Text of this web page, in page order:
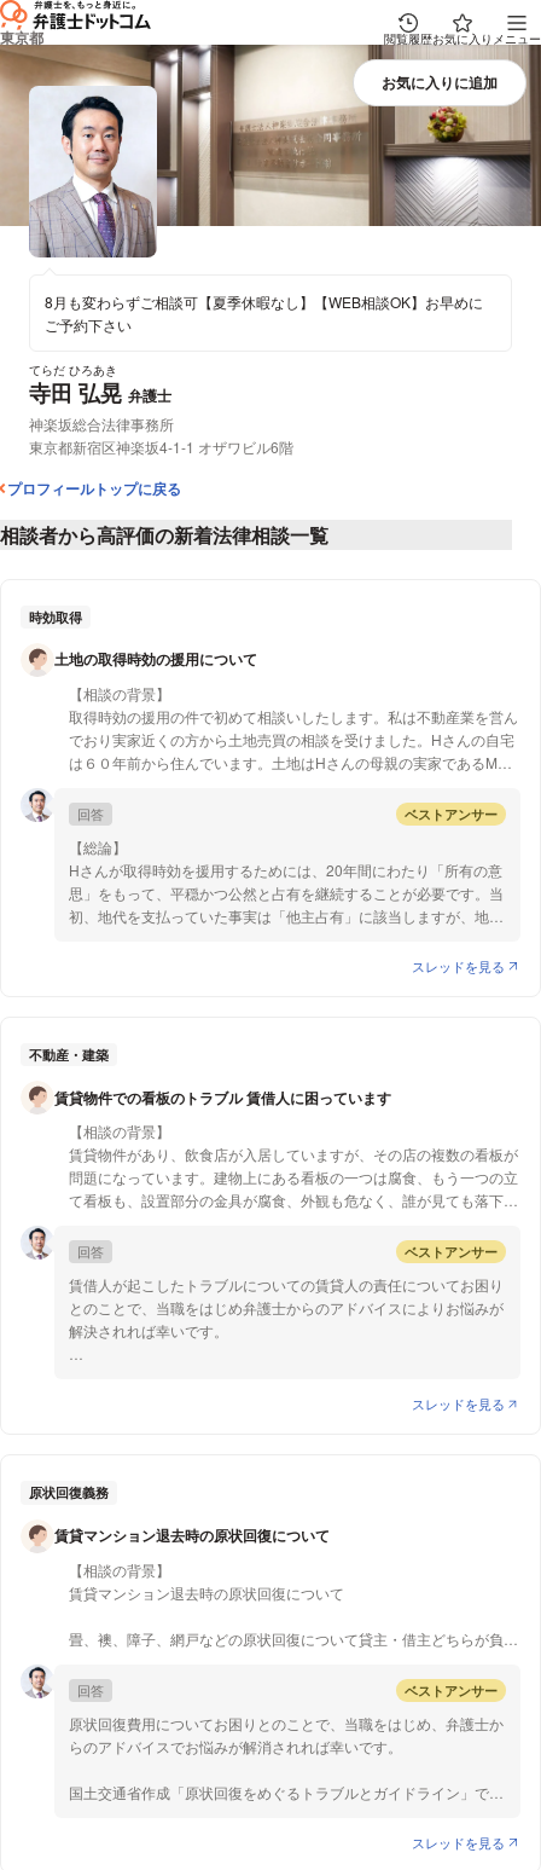
東京都 閲覧履歴お気に入り メニュー
てらだ ひろあき
寺田 弘晃 弁護士
所属事務所：
神楽坂総合法律事務所
所在地：
東京都新宿区神楽坂4-1-1 オザワビル6階
8月も変わらずご相談可【夏季休暇なし】【WEB相談OK】お早めに
ご予約下さい
プロフィールトップに戻る
相談者から高評価の新着法律相談一覧
時効取得
土地の取得時効の援用について
【相談の背景】
取得時効の援用の件で初めて相談いしたします。私は不動産業を営ん
でおり実家近くの方から土地売買の相談を受けました。Hさんの自宅
は６０年前から住んでいます。土地はHさんの母親の実家であるMさ
この土地はHさんの母親が１２年前に他界し、その前は２０年間ぐら
い地代を支払っていましたが、もう２０年も支払ってきたのでと母親
が宣言し、約２０年前から地代の支払いを止めているとのことです。
近所の人もあの家はHさんの土地と思っています。私はHさんに地代
を払わなくなってから２０年経っているのか確認中です。近所でもM
さんはとっても偏屈な方で有名でその人が地代を取っていないのも腑
回答 ベストアンサー
【総論】
Hさんが取得時効を援用するためには、20年間にわたり「所有の意
思」をもって、平穏かつ公然と占有を継続することが必要です。当
初、地代を支払っていた事実は「他主占有」に該当しますが、地代
契機として独自の事実的支配を開始したと認められる場合には、
直ちに時効取得が否定されるわけではありません。裁判所は、管理
考慮して判断します。
【詳細な理由】
①取得時効の基本要件と自主占有
取得時効のためには、20年間、所有の意思をもって、平穏に、か
つ、公然と他人の物を占有することが必要です。「所有の意思」を
もった占有を「自主占有」と呼び、所有の意思がない賃借人などの
占有を「他主占有」と呼びます。本件のように当初地代を支払って
いた場合、その占有権原は賃貸借等の他主占有権原になります。
②他主占有から自主占有への転換
他主占有者が自主占有へと転換し、取得時効のカウントを開始する
して地代の支払いを止めた事実があります。判例には、地代等の支
す。この表示がなされた時点から、自主占有への転換が認められる
③固定資産税の負担と所有の意思の判断
土地の固定資産税を名義人のMさんが支払っているという点は、時
占有者が固定資産税を負担していない事実は、外形的・客観的にみ
推認させる事情（他主占有事情）となり得ます。一方で判例では、
固定資産税を負担していなかった事実のみでは、他主占有事情とし
て十分ではないとされた事案もあります。
スレッドを見る
不動産・建築
賃貸物件での看板のトラブル 賃借人に困っています
【相談の背景】
賃貸物件があり、飲食店が入居していますが、その店の複数の看板が
問題になっています。建物上にある看板の一つは腐食、もう一つの立
て看板も、設置部分の金具が腐食、外観も危なく、誰が見ても落下の
で、賃貸人側で費用を出して修繕しました。看板は造作物で賃借人が
費用負担するものであり、管理している不動産会社がその飲食店に請
求しておりますが、修繕費用の支払いに応じてくれません。また、飲
食店営業時間中に道路沿いに出す大きな立て型の看板を、足元などを
固定していないため、近所からクレームが出て、最寄りの警察から、
「店が注意をしても聞かず、看板が転倒する際などに誰かが怪我など
していただくしかないかと思っていますが、看板の事について、ご近
所から懸念やクレームが出るほどの問題になっているため、とても
困っています。
【質問1】
は大きいでしょうか？
道路交通法上の許可をきちんと通っているか定かでなく、許可を取っ
た後の報告等も行政に行っているか不明です。
回答 ベストアンサー
賃借人が起こしたトラブルについての賃貸人の責任についてお困り
とのことで、当職をはじめ弁護士からのアドバイスによりお悩みが
解決されれば幸いです。
建物に欠陥があり、それにより第三者に損害を与えてしまった場合
工作物責任は、建物の占有者（通常は建物の管理者のことで、管理
場合には、建物の所有者が責任を負うことになります。その場合、
所有者は過失がなくても責任を負わなければなりません。
ご相談の件につきましては、賃借人に過失が認められると考えられ
ます、賃貸人の責任がないとは断言できない状況かと存じます。
よって、このような状況が続くと、賃貸人でいらっしゃるご質問者
様も責任を問われる可能性がないとは言えませんので、早期の解決
が望ましいかと存じます。
賃貸人側から立ち退きを要求するのであれば、立退料を支払えとの
人に契約違反がないけれども、契約を終了させても仕方がないとい
スレッドを見る
原状回復義務
賃貸マンション退去時の原状回復について
【相談の背景】
賃貸マンション退去時の原状回復について
畳、襖、障子、網戸などの原状回復について貸主・借主どちらが負担
いたなどの過失は借主負担ということは理解できますが、普通の生活
をして古くなっていった場合（色褪せや使用による劣化・小傷など）
の原状回復についてです。
入居期間は18年になります。
畳、襖、障子、網戸は消耗品であり壁紙のような経年劣化の対象とな
回答 ベストアンサー
原状回復費用についてお困りとのことで、当職をはじめ、弁護士か
らのアドバイスでお悩みが解消されれば幸いです。
国土交通省作成「原状回復をめぐるトラブルとガイドライン」で
「襖紙や障子紙、畳表といったものは、消耗品としての性格が強
スレッドを見る